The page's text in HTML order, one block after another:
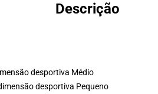
Descrição
desportiva Médio
desportiva Pequeno